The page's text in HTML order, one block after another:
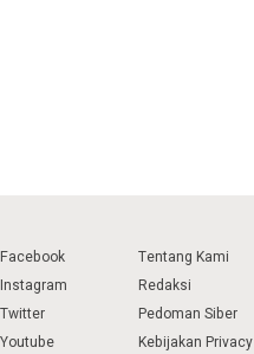
Facebook
Instagram
Twitter
Youtube
Tentang Kami
Redaksi
Pedoman Siber
Kebijakan Privacy